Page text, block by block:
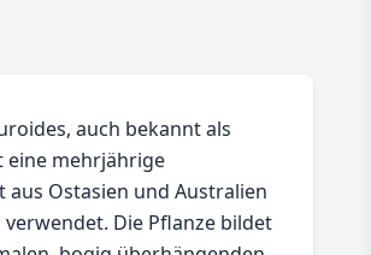
auch bekannt als
eine mehrjährige
aus Ostasien und Australien
Die Pflanze bildet